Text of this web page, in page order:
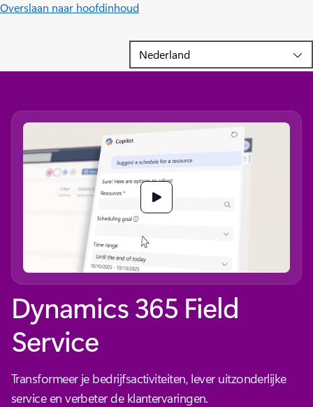
Overslaan naar hoofdinhoud
Dynamics 365 Field
Service
Transformeer je bedrijfsactiviteiten, lever uitzonderlijke
service en verbeter de klantervaringen.